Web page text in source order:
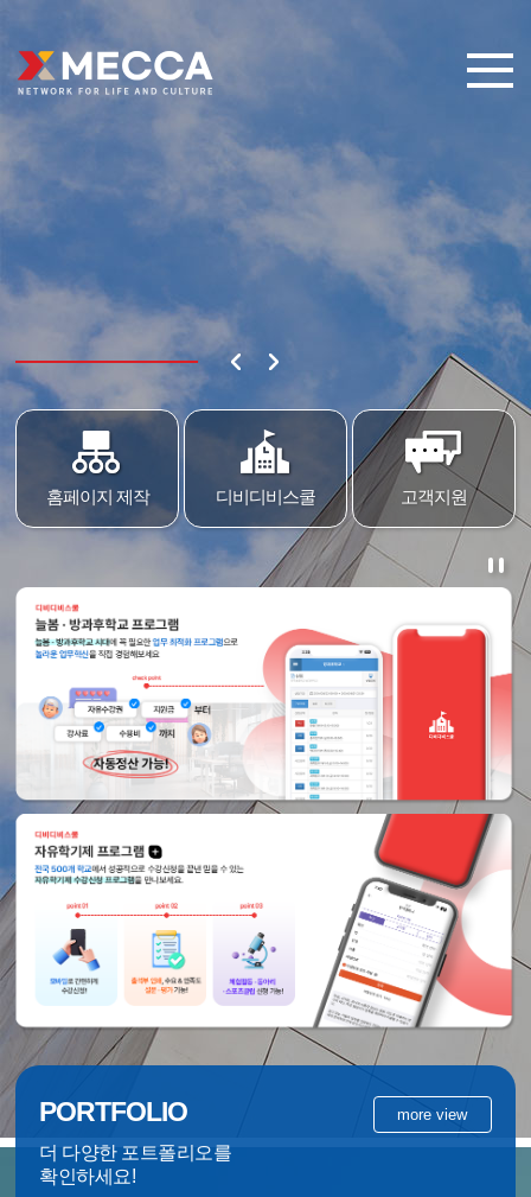
홈페이지 제작 디비디비스쿨 고객지원
PORTFOLIO
더 다양한 포트폴리오를
확인하세요!
more view